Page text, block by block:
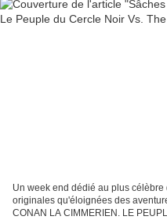
Un week end dédié au plus
originales qu'éloignées des
CONAN LA CIMMERIEN. LE